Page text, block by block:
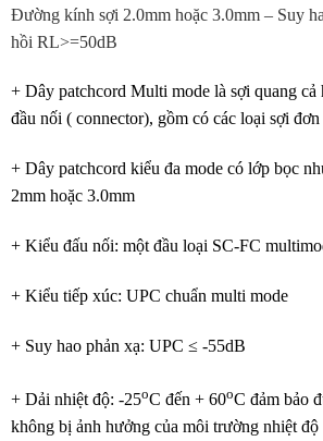
+ Dây patchcord Multi mode là sợi quang
đầu nối ( connector), gồm có các loại sợi
+ Dây patchcord kiểu đa mode có lớp bọc
2mm hoặc 3.0mm
+ Kiểu đấu nối: một đầu loại SC-FC
+ Kiểu tiếp xúc: UPC chuẩn multi mode
+ Suy hao phản xạ: UPC ≤ -55dB
+ Dải nhiệt độ: -25oC đến + 60oC đảm bảo
không bị ảnh hưởng của môi trường nhiệt độ